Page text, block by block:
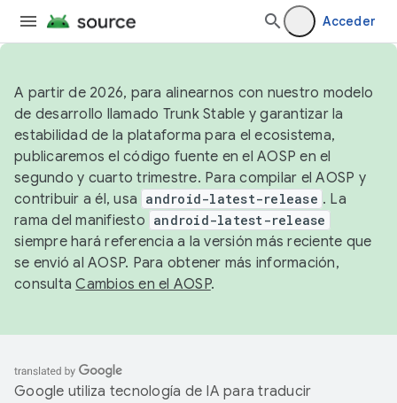
Acceder
A partir de 2026, para alinearnos con nuestro modelo
de desarrollo llamado Trunk Stable y garantizar la
estabilidad de la plataforma para el ecosistema,
publicaremos el código fuente en el AOSP en el
segundo y cuarto trimestre. Para compilar el AOSP y
contribuir a él, usa android-latest-release . La
rama del manifiesto android-latest-release
siempre hará referencia a la versión más reciente que
se envió al AOSP. Para obtener más información,
consultaCambios en el AOSP.
Google utiliza tecnología de IA para traducir